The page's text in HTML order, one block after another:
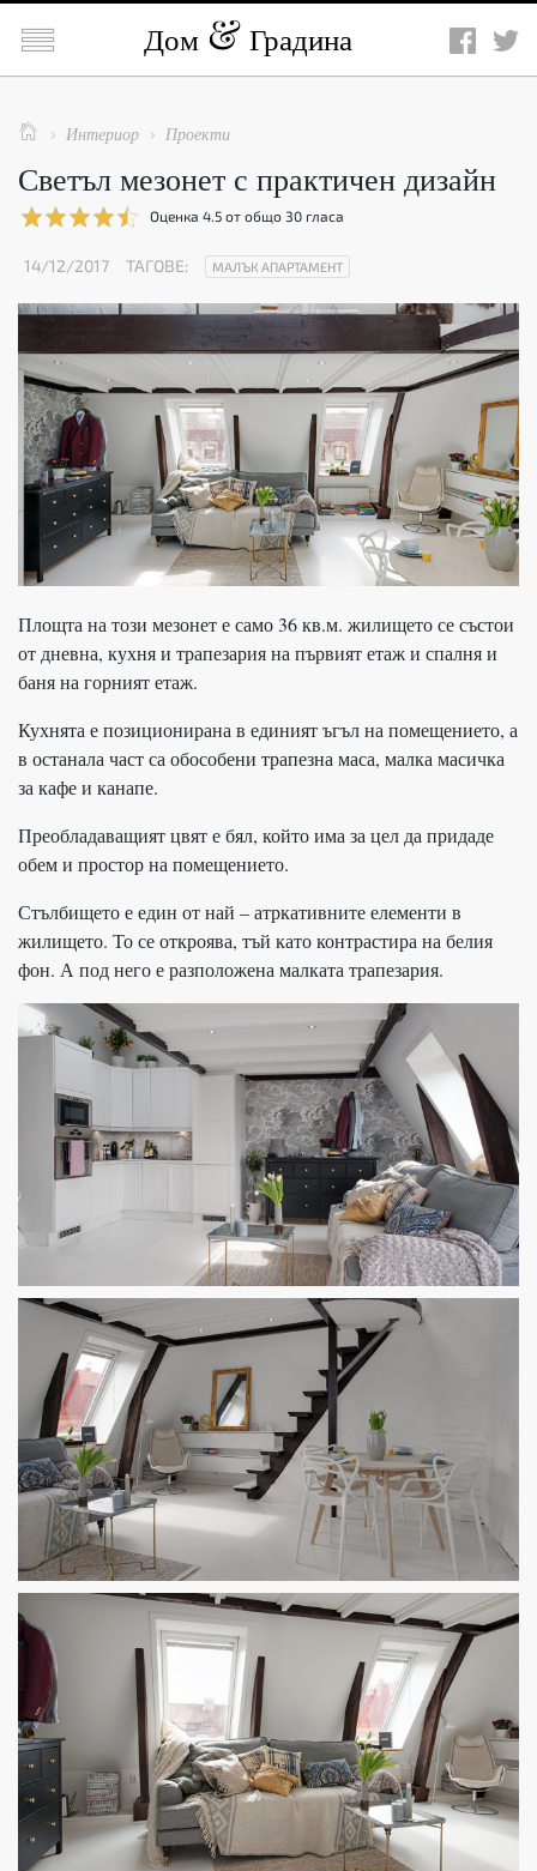
 Дом Градина
  Интериор  Проекти
Светъл мезонет с практичен дизайн
Оценка 4.5 от общо 30 гласа
14/12/2017 ТАГОВЕ: МАЛЪК АПАРТАМЕНТ
Площта на този мезонет е само 36 кв.м. жилището се състои
от дневна, кухня и трапезария на първият етаж и спалня и
баня на горният етаж.
Кухнята е позиционирана в единият ъгъл на помещението, а
в останала част са обособени трапезна маса, малка масичка
за кафе и канапе.
Преобладаващият цвят е бял, който има за цел да придаде
обем и простор на помещението.
Стълбището е един от най – атркативните елементи в
жилището. То се откроява, тъй като контрастира на белия
фон. А под него е разположена малката трапезария.